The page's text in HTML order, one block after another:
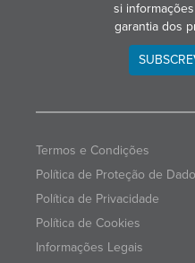
si
garantia dos
Termos e Condições
Política de Proteção de
Política de Privacidade
Política de Cookies
Informações Legais